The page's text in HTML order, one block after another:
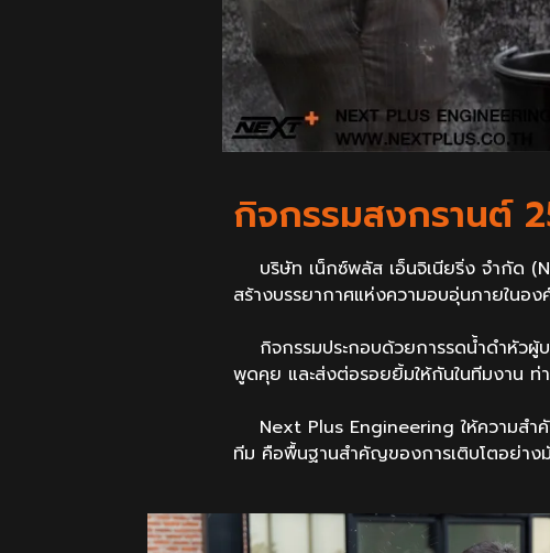
กิจกรรมสงกรานต์
บริษัท เน็กซ์พลัส เอ็นจิเนียริ่ง จำกัด
สร้างบรรยากาศแห่งความอบอุ่นภายในอง
กิจกรรมประกอบด้วยการรดน้ำดำหัวผู้บ
พูดคุย และส่งต่อรอยยิ้มให้กันในทีมงาน ท่
Next Plus Engineering ให้ความสำ
ทีม คือพื้นฐานสำคัญของการเติบโตอย่าง